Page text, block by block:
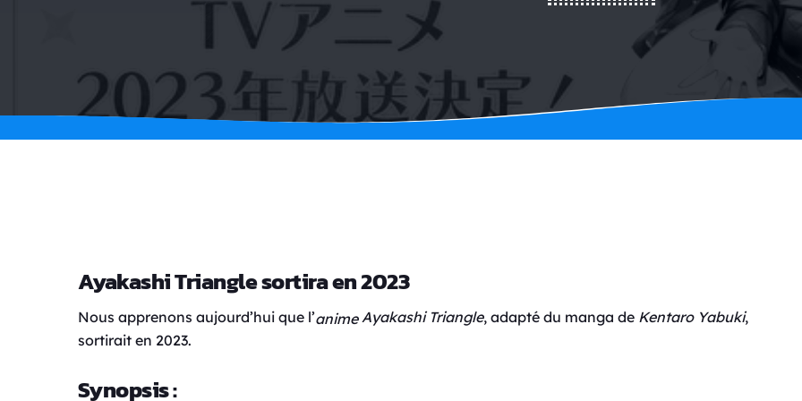
Ayakashi Triangle sortira en 2023
Nous apprenons aujourd’hui que l’anime Ayakashi Triangle, adapté du manga de Kentaro Yabuki,
sortirait en 2023.
Synopsis :